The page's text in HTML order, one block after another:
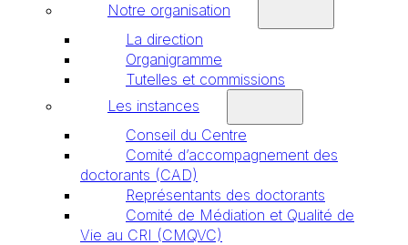
Notre organisation
La direction
Organigramme
Tutelles et commissions
Les instances
Conseil du Centre
Comité d’accompagnement des
doctorants (CAD)
Représentants des doctorants
Comité de Médiation et Qualité de
Vie au CRI (CMQVC)